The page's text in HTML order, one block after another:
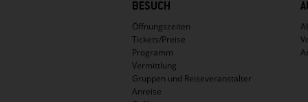
BESUCH
Öffnungszeiten
Tickets/Preise
Programm
Vermittlung
Gruppen und Reiseveranstalter
Anreise